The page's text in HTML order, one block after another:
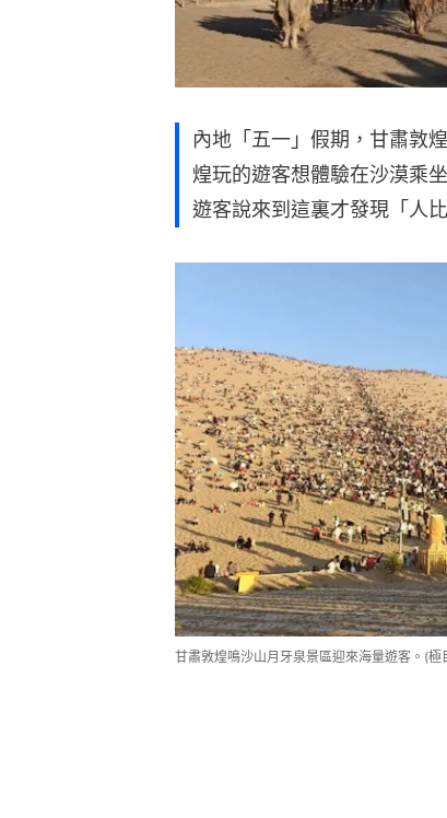
內地「五一」假期，甘肅敦
煌玩的遊客想體驗在沙漠乘
遊客說來到這裏才發現「人
甘肅敦煌鳴沙山月牙泉景區迎來海量遊客。(極